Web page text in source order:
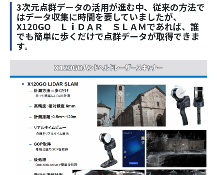
3次元点群データの活用が進む中、従来の方法で
はデータ収集に時間を要していましたが、
X120GO ＬｉＤＡＲ ＳＬＡＭであれば、誰
でも簡単に歩くだけで点群データが取得できま
す。